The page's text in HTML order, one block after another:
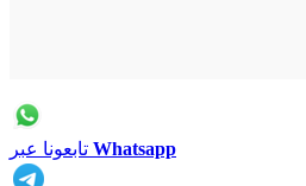
Whatsapp